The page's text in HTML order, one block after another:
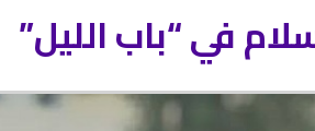
في “باب الليل”